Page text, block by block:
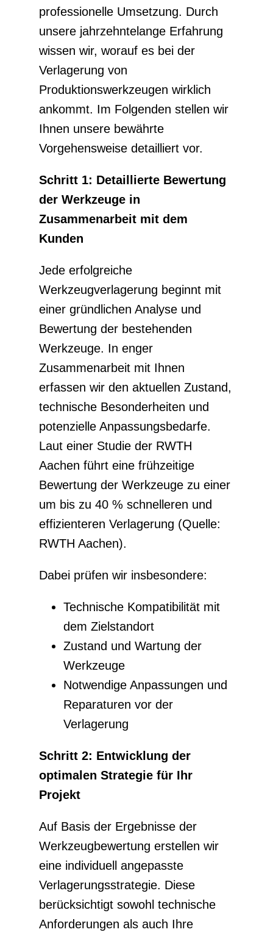
professionelle Umsetzung. Durch
unsere jahrzehntelange Erfahrung
wissen wir, worauf es bei der
Verlagerung von
Produktionswerkzeugen wirklich
ankommt. Im Folgenden stellen wir
Ihnen unsere bewährte
Vorgehensweise detailliert vor.
Schritt 1: Detaillierte Bewertung
der Werkzeuge in
Zusammenarbeit mit dem
Kunden
Jede erfolgreiche
Werkzeugverlagerung beginnt mit
einer gründlichen Analyse und
Bewertung der bestehenden
Werkzeuge. In enger
Zusammenarbeit mit Ihnen
erfassen wir den aktuellen Zustand,
technische Besonderheiten und
potenzielle Anpassungsbedarfe.
Laut einer Studie der RWTH
Aachen führt eine frühzeitige
Bewertung der Werkzeuge zu einer
um bis zu 40 % schnelleren und
effizienteren Verlagerung (Quelle:
RWTH Aachen).
Dabei prüfen wir insbesondere:
Technische Kompatibilität mit
dem Zielstandort
Zustand und Wartung der
Werkzeuge
Notwendige Anpassungen und
Reparaturen vor der
Verlagerung
Schritt 2: Entwicklung der
optimalen Strategie für Ihr
Projekt
Auf Basis der Ergebnisse der
Werkzeugbewertung erstellen wir
eine individuell angepasste
Verlagerungsstrategie. Diese
berücksichtigt sowohl technische
Anforderungen als auch Ihre